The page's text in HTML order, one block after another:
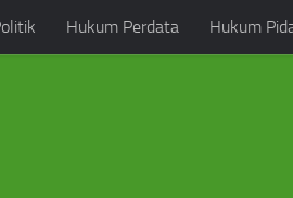
Hukum Perdata Hukum